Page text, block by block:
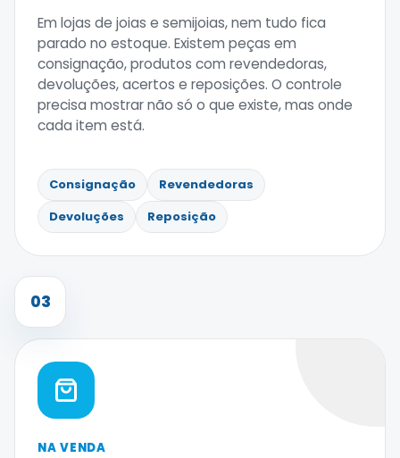
Em lojas de joias e semijoias, nem tudo fica
parado no estoque. Existem peças em
consignação, produtos com revendedoras,
devoluções, acertos e reposições. O controle
precisa mostrar não só o que existe, mas onde
cada item está.
Consignação
Revendedoras
Devoluções
Reposição
03
NA VENDA